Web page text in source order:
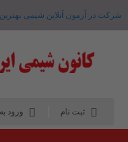
شرکت در آزمون آنلاین شیمی
ثبت نام ورود